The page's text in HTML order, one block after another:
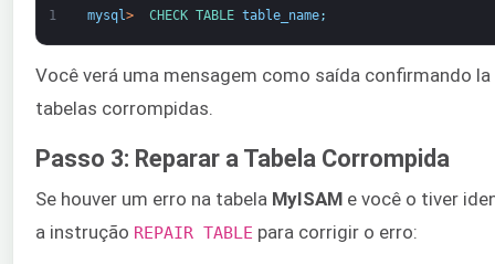
1 mysql > CHECK TABLE table_name;
Você verá uma mensagem como saída confirmando
tabelas corrompidas.
Passo 3: Reparar a Tabela Corrompida
Se houver um erro na tabela MyISAM e você o tiver
a instrução REPAIR TABLE para corrigir o erro: